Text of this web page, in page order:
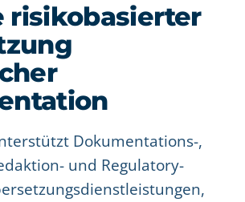
risikobasierter
Dokumentations-,
und Regulatory-